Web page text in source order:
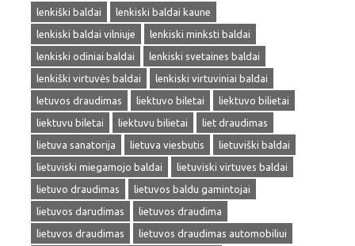
lenkiški baldai
lenkiski baldai kaune
lenkiski baldai vilniuje
lenkiski minksti baldai
lenkiski odiniai baldai
lenkiski svetaines baldai
lenkiški virtuvės baldai
lenkiski virtuviniai baldai
letuvos draudimas
liektuvo biletai
liektuvo bilietai
liektuvu biletai
liektuvu bilietai
liet draudimas
lietuva sanatorija
lietuva viesbutis
lietuviški baldai
lietuviski miegamojo baldai
lietuviski virtuves baldai
lietuvo draudimas
lietuvos baldu gamintojai
lietuvos darudimas
lietuvos draudima
lietuvos draudimas
lietuvos draudimas automobiliui